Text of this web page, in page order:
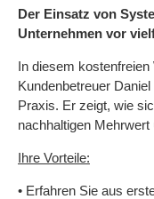
Der Einsatz von
Unternehmen vor
In diesem
Kundenbetreuer
Praxis. Er zeigt, wie
nachhaltigen
Ihre Vorteile:
• Erfahren Sie aus